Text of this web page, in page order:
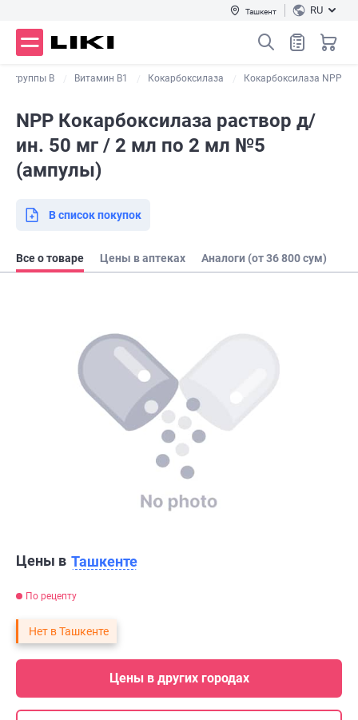
Ташкент RU
группы В Витамин B1 Кокарбоксилаза Кокарбоксилаза NPP
NPP Кокарбоксилаза раствор д/
ин. 50 мг / 2 мл по 2 мл №5
(ампулы)
В список покупок
Все о товаре Цены в аптеках Аналоги (от 36 800 сум)
Цены в Ташкенте
По рецепту
Нет в Ташкенте
Цены в других городах